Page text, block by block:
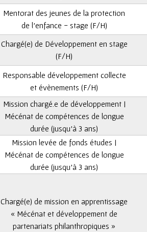
Mentorat des jeunes de la protection
de l’enfance - stage (F/H)
Chargé(e) de Développement en stage
(F/H)
Responsable développement collecte
et évènements (F/H)
Mission chargé.e de développement |
Mécénat de compétences de longue
durée (jusqu’à 3 ans)
Mission levée de fonds études |
Mécénat de compétences de longue
durée (jusqu’à 3 ans)
Chargé(e) de mission en apprentissage
« Mécénat et développement de
partenariats philanthropiques »